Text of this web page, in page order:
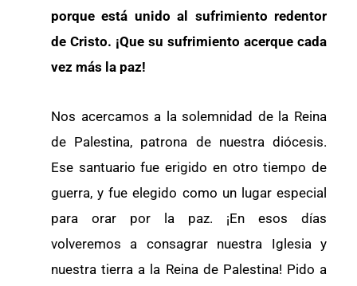
porque está unido al sufrimiento redentor
de Cristo. ¡Que su sufrimiento acerque cada
vez más la paz!
Nos acercamos a la solemnidad de la Reina
de Palestina, patrona de nuestra diócesis.
Ese santuario fue erigido en otro tiempo de
guerra, y fue elegido como un lugar especial
para orar por la paz. ¡En esos días
volveremos a consagrar nuestra Iglesia y
nuestra tierra a la Reina de Palestina! Pido a